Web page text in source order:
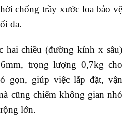
chống trầy xước loa bảo vệ
đa.
hai chiều (đường kính x sâu)
trọng lượng 0,7kg cho
gọn, giúp việc lắp đặt, vận
cũng chiếm không gian nhỏ
lớn.